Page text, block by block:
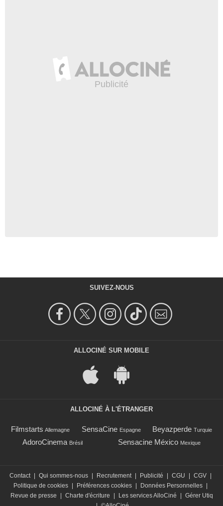
SUIVEZ-NOUS
ALLOCINÉ SUR MOBILE
ALLOCINÉ À L'ÉTRANGER
Filmstarts Allemagne SensaCine Espagne Beyazperde Turquie
AdoroCinema Brésil Sensacine México Mexique
Contact | Qui sommes-nous | Recrutement | Publicité | CGU | CGV |
Politique de cookies | Préférences cookies | Données Personnelles |
Revue de presse
| Charte d'écriture | Les services AlloCiné | Gérer Utiq